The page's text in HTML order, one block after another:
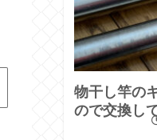
物干し竿の
ので交換し